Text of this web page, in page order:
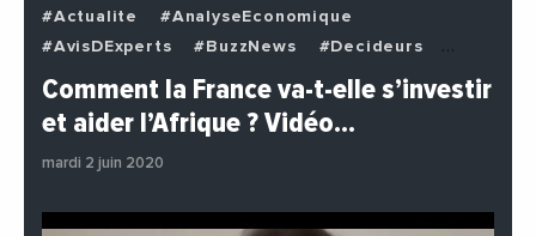
#Actualite
#AnalyseEconomique
#AvisDExperts
#BuzzNews
#Decideurs
#EchangesMediterraneens
#Economie
#Politique
Comment la France va-t-elle s’investir
et aider l’Afrique ? Vidéo…
mardi 2 juin 2020